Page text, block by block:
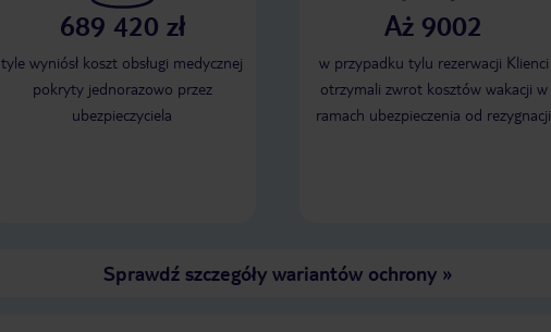
689 420 zł
tyle wyniósł koszt obsługi medycznej
pokryty jednorazowo przez
ubezpieczyciela
Aż 9002
w przypadku tylu rezerwacji Klienci
otrzymali zwrot kosztów wakacji w
ramach ubezpieczenia od rezygnacji
Sprawdź szczegóły wariantów ochrony»